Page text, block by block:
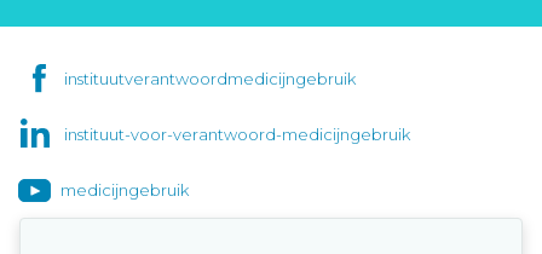
instituutverantwoordmedicijngebruik
instituut-voor-verantwoord-medicijngebruik
medicijngebruik